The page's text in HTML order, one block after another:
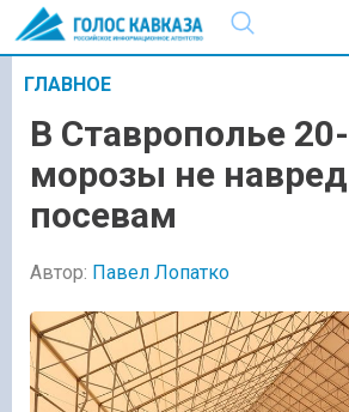
ГЛАВНОЕ
В Ставрополье
морозы не
посевам
Автор: Павел Лопатко